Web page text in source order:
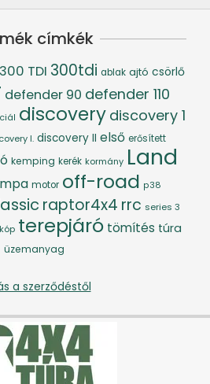
címkék
300 TDI 300tdi ablak ajtó csörlő
defender 90 defender 110
discovery discovery 1
I. discovery II első erősített
kemping kerék kormány Land
motor off-road p38
raptor4x4 rrc series 3
terepjáró tömítés túra
üzemanyag
a szerződéstől